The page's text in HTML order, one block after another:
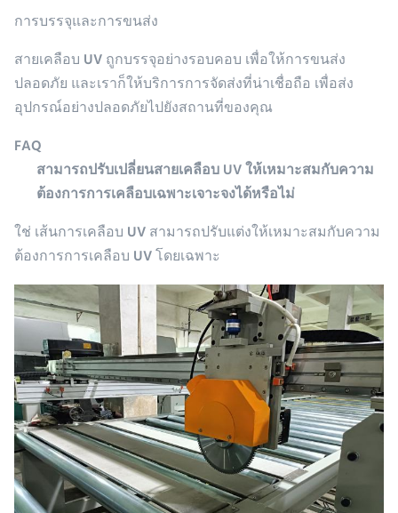
การบรรจุและการขนส่ง
สายเคลือบ UV ถูกบรรจุอย่างรอบคอบ เพื่อให้การขนส่ง
ปลอดภัย และเราก็ให้บริการการจัดส่งที่น่าเชื่อถือ เพื่อส่ง
อุปกรณ์อย่างปลอดภัยไปยังสถานที่ของคุณ
FAQ
สามารถปรับเปลี่ยนสายเคลือบ UV ให้เหมาะสมกับความ
ต้องการการเคลือบเฉพาะเจาะจงได้หรือไม่
ใช่ เส้นการเคลือบ UV สามารถปรับแต่งให้เหมาะสมกับความ
ต้องการการเคลือบ UV โดยเฉพาะ